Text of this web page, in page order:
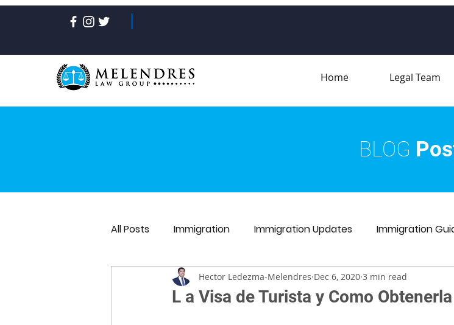
Home Legal Team
BLOG
All Posts Immigration Immigration Updates Immigration
L a Visa de Turista y Como Obtenerla
Hector Ledezma-Melendres Dec 6, 2020 3 min read